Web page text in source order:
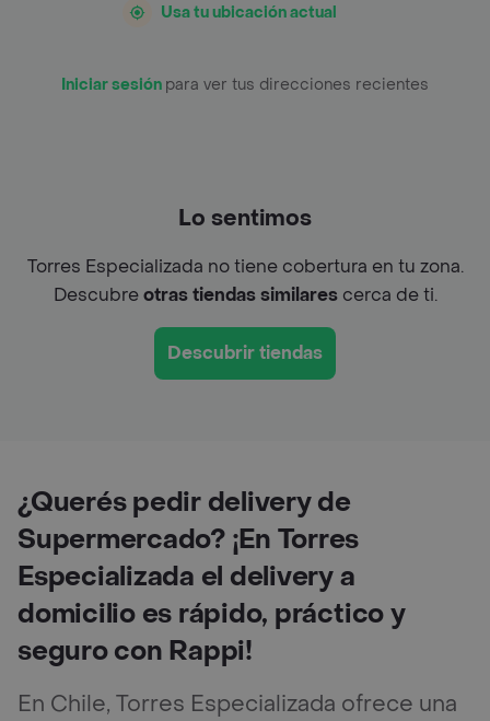
Usa tu ubicación actual
Iniciar sesión para ver tus direcciones recientes
Lo sentimos
Torres Especializada no tiene cobertura en tu zona.
Descubreotras tiendas similarescerca de ti.
Descubrir tiendas
¿Querés pedir delivery de
Supermercado? ¡En Torres
Especializada el delivery a
domicilio es rápido, práctico y
seguro con Rappi!
En Chile, Torres Especializada ofrece una